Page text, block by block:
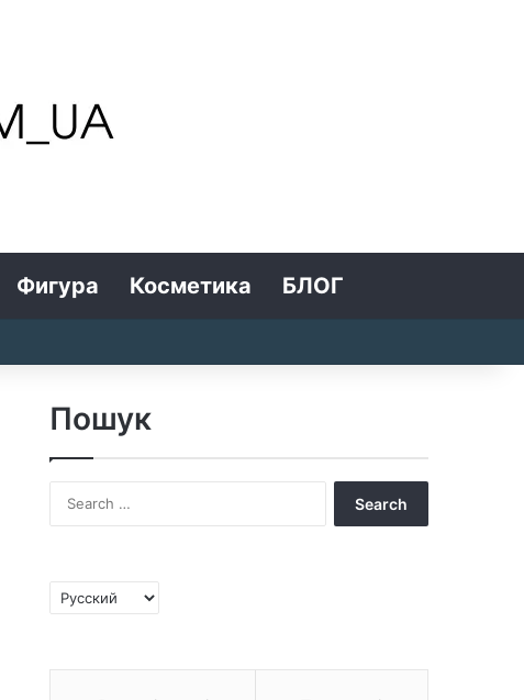
Фигура Косметика БЛОГ
Пошук
h